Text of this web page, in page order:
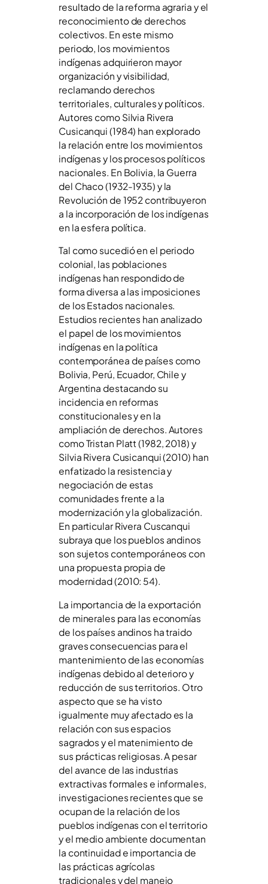
resultado de la reforma agraria y el
reconocimiento de derechos
colectivos. En este mismo
periodo, los movimientos
indígenas adquirieron mayor
organización y visibilidad,
reclamando derechos
territoriales, culturales y políticos.
Autores como Silvia Rivera
Cusicanqui (1984) han explorado
la relación entre los movimientos
indígenas y los procesos políticos
nacionales. En Bolivia, la Guerra
del Chaco (1932-1935) y la
Revolución de 1952 contribuyeron
a la incorporación de los indígenas
en la esfera política.
Tal como sucedió en el periodo
colonial, las poblaciones
indígenas han respondido de
forma diversa a las imposiciones
de los Estados nacionales.
Estudios recientes han analizado
el papel de los movimientos
indígenas en la política
contemporánea de países como
Bolivia, Perú, Ecuador, Chile y
Argentina destacando su
incidencia en reformas
constitucionales y en la
ampliación de derechos. Autores
como Tristan Platt (1982, 2018) y
Silvia Rivera Cusicanqui (2010) han
enfatizado la resistencia y
negociación de estas
comunidades frente a la
modernización y la globalización.
En particular Rivera Cuscanqui
subraya que los pueblos andinos
son sujetos contemporáneos con
una propuesta propia de
modernidad (2010: 54).
La importancia de la exportación
de minerales para las economías
de los países andinos ha traido
graves consecuencias para el
mantenimiento de las economías
indígenas debido al deterioro y
reducción de sus territorios. Otro
aspecto que se ha visto
igualmente muy afectado es la
relación con sus espacios
sagrados y el matenimiento de
sus prácticas religiosas. A pesar
del avance de las industrias
extractivas formales e informales,
investigaciones recientes que se
ocupan de la relación de los
pueblos indígenas con el territorio
y el medio ambiente documentan
la continuidad e importancia de
las prácticas agrícolas
tradicionales y del manejo